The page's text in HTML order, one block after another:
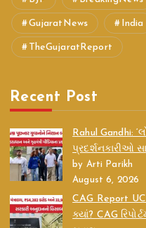
GujaratNews India
TheGujaratReport
Recent Post
Rahul Gandhi:
પ્રદર્શનકારીઓ
by Arti Parikh
August 6, 2026
CAG Report UC
ક્યાં? CAG